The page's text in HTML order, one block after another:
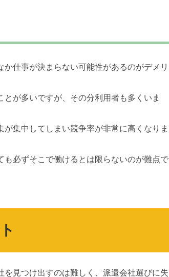
仕事が決まらない可能性があるのがデメリ
が多いですが、その分利用者も多くいま
集中してしまい競争率が非常に高くなりま
必ずそこで働けるとは限らないのが難点で
見つけ出すのは難しく、派遣会社選びに失